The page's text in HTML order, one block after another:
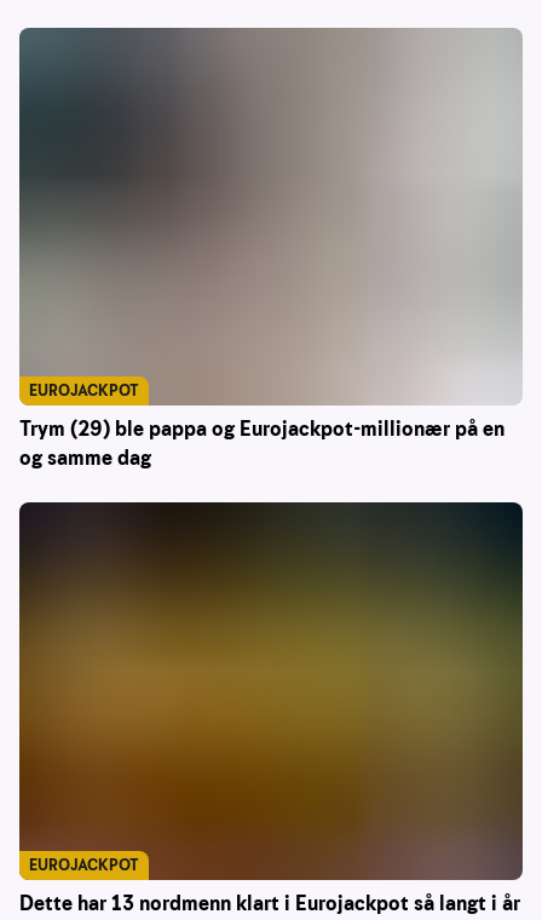
Trym (29) ble pappa og Eurojackpot-millionær på en
og samme dag
EUROJACKPOT
Dette har 13 nordmenn klart i Eurojackpot så langt i år
EUROJACKPOT